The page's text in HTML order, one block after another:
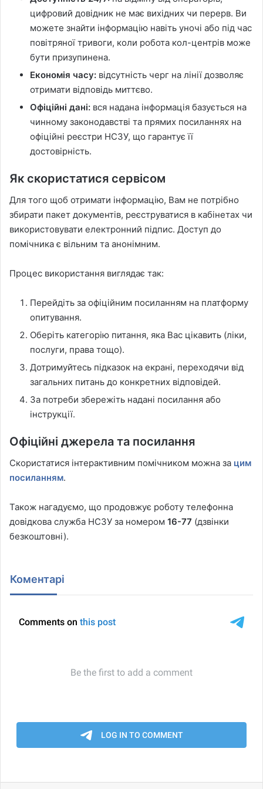
цифровий довідник не має вихідних чи перерв. Ви
можете знайти інформацію навіть уночі або під час
повітряної тривоги, коли робота кол-центрів може
бути призупинена.
Економія часу: відсутність черг на лінії дозволяє
отримати відповідь миттєво.
Офіційні дані: вся надана інформація базується на
чинному законодавстві та прямих посиланнях на
офіційні реєстри НСЗУ, що гарантує її
достовірність.
Як скористатися сервісом
Для того щоб отримати інформацію, Вам не потрібно
збирати пакет документів, реєструватися в кабінетах чи
використовувати електронний підпис. Доступ до
помічника є вільним та анонімним.
Процес використання виглядає так:
Перейдіть за офіційним посиланням на платформу
опитування.
Оберіть категорію питання, яка Вас цікавить (ліки,
послуги, права тощо).
Дотримуйтесь підказок на екрані, переходячи від
загальних питань до конкретних відповідей.
За потреби збережіть надані посилання або
інструкції.
Офіційні джерела та посилання
Скористатися інтерактивним помічником можна за цим
посиланням.
Також нагадуємо, що продовжує роботу телефонна
довідкова служба НСЗУ за номером 16-77 (дзвінки
безкоштовні).
Коментарі